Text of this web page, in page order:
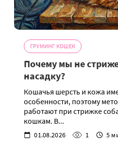
ГРУМИНГ КОШЕК
Почему мы не
насадку?
Кошачья шерсть и кожа
особенности, поэтому
работают при стрижке
кошкам. В...
01.08.2026 1 5